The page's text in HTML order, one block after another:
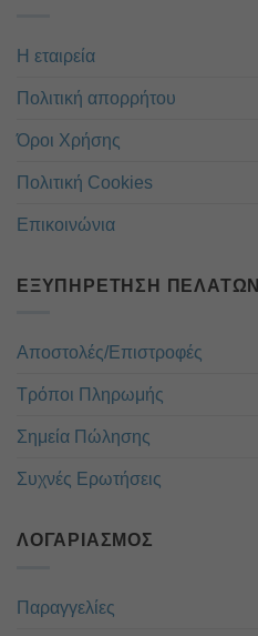
Η εταιρεία
Πολιτική απορρήτου
Όροι Χρήσης
Πολιτική Cookies
Επικοινώνια
ΕΞΥΠΗΡΈΤΗΣΗ ΠΕΛΑΤΏΝ
Αποστολές/Επιστροφές
Τρόποι Πληρωμής
Σημεία Πώλησης
Συχνές Ερωτήσεις
ΛΟΓΑΡΙΑΣΜΌΣ
Παραγγελίες